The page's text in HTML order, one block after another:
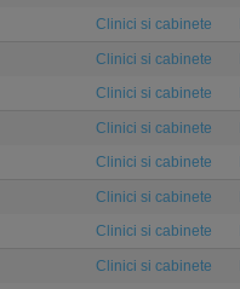
Clinici si cabinete
Clinici si cabinete
Clinici si cabinete
Clinici si cabinete
Clinici si cabinete
Clinici si cabinete
Clinici si cabinete
Clinici si cabinete